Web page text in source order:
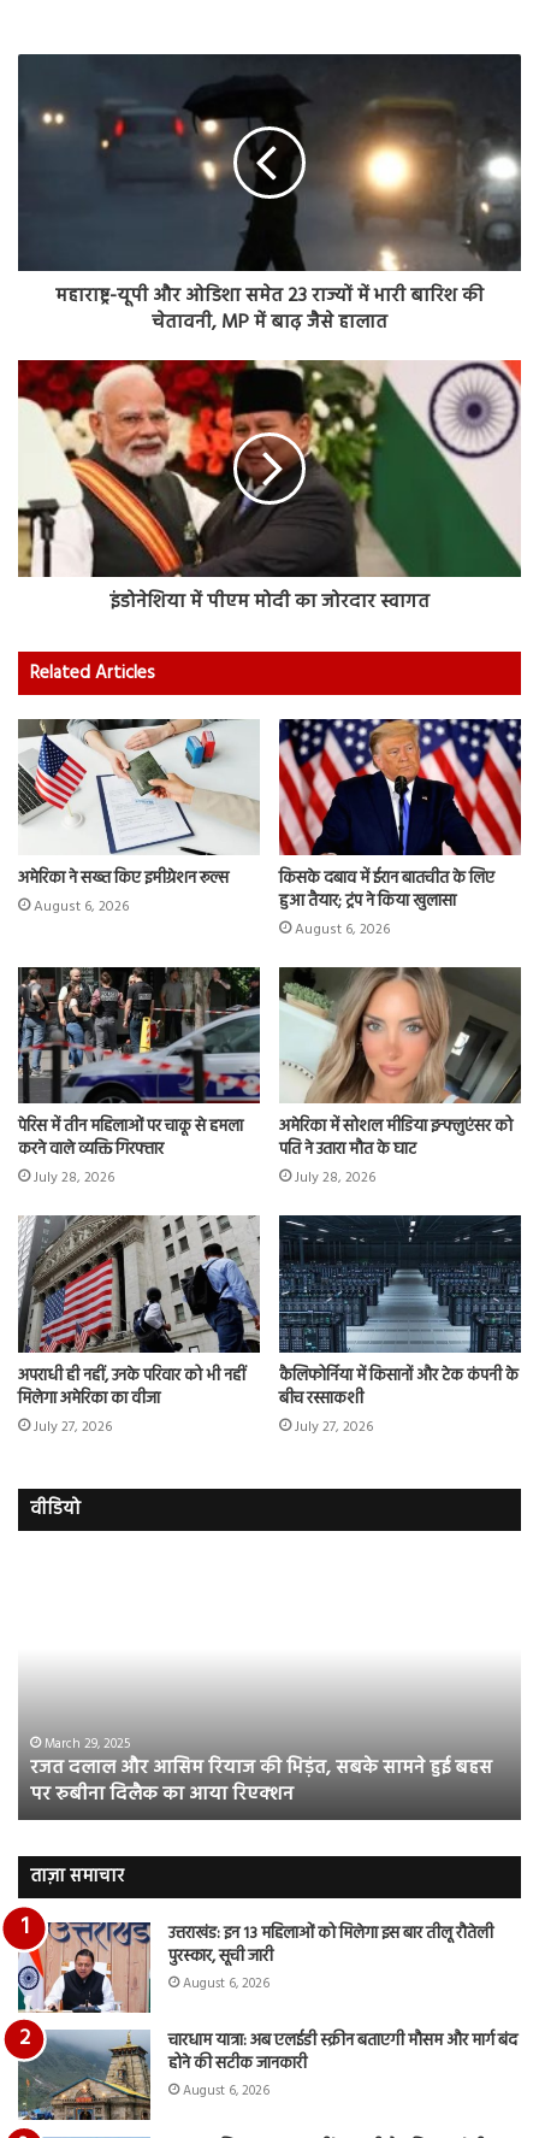
महाराष्ट्र-यूपी और ओडिशा समेत 23 राज्यों में भारी बारिश की
चेतावनी, MP में बाढ़ जैसे हालात
इंडोनेशिया में पीएम मोदी का जोरदार स्वागत
Related Articles
अमेरिका ने सख्त किए इमीग्रेशन रूल्स
August 6, 2026
किसके दबाव में ईरान बातचीत के लिए
हुआ तैयार; ट्रंप ने किया खुलासा
August 6, 2026
पेरिस में तीन महिलाओं पर चाकू से हमला
करने वाले व्यक्ति गिरफ्तार
July 28, 2026
अमेरिका में सोशल मीडिया इन्फ्लुएंसर को
पति ने उतारा मौत के घाट
July 28, 2026
अपराधी ही नहीं, उनके परिवार को भी नहीं
मिलेगा अमेरिका का वीजा
July 27, 2026
कैलिफोर्निया में किसानों और टेक कंपनी के
बीच रस्साकशी
July 27, 2026
वीडियो
सबके
सामने
हुई
बहस
रुबीना
दिलैक
का
आया
रिएक्शन
March 29, 2025
रजत दलाल और आसिम रियाज की भिड़ंत, सबके सामने हुई बहस
पर रुबीना दिलैक का आया रिएक्शन
ताज़ा समाचार
उत्तराखंड: इन 13 महिलाओं को मिलेगा इस बार तीलू रौतेली
पुरस्कार, सूची जारी
August 6, 2026
चारधाम यात्रा: अब एलईडी स्क्रीन बताएगी मौसम और मार्ग बंद
होने की सटीक जानकारी
August 6, 2026